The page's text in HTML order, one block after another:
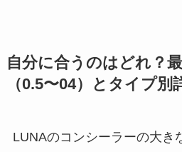
自分に合うのはどれ？
（0.5〜04）とタイプ別
LUNAのコンシーラーの大き